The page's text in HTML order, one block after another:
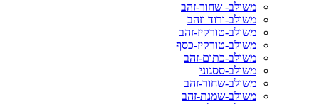
משולב- שחור-זהב
משולב-ורוד וזהב
משולב-טורקיז-זהב
משולב-טורקיז-כסף
משולב-כתום-זהב
משולב-ססגוני
משולב-שחור-זהב
משולב-שמנת-זהב